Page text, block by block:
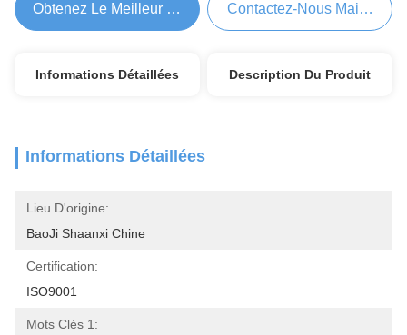
Obtenez Le Meilleur Prix Contactez-Nous Maintenant
Informations Détaillées Description Du Produit
Informations Détaillées
Lieu D'origine:
BaoJi Shaanxi Chine
Certification:
ISO9001
Mots Clés 1: